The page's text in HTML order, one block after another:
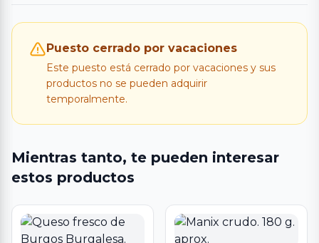
Puesto cerrado por vacaciones
Este puesto está cerrado por vacaciones y sus
productos no se pueden adquirir
temporalmente.
Mientras tanto, te pueden interesar
estos productos